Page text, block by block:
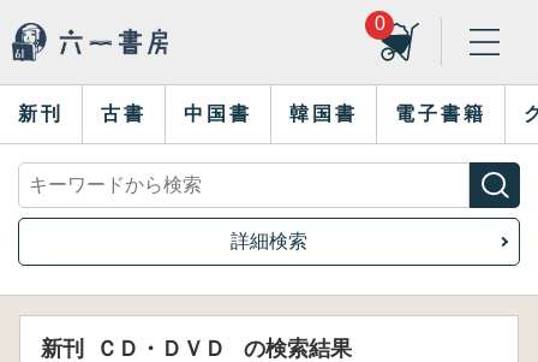
0
新刊 古書 中国書 韓国書 電子書籍
詳細検索
新刊 ＣＤ・ＤＶＤ の検索結果